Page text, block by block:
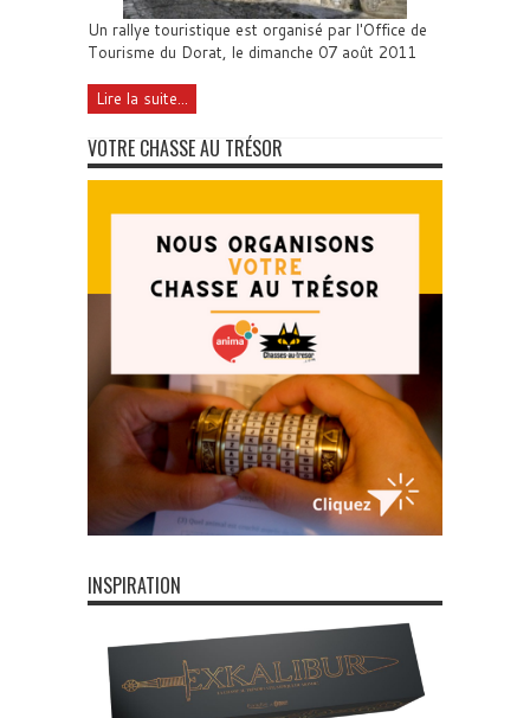
Un rallye touristique est organisé par l'Office de
Tourisme du Dorat, le dimanche 07 août 2011
Lire la suite...
VOTRE CHASSE AU TRÉSOR
INSPIRATION